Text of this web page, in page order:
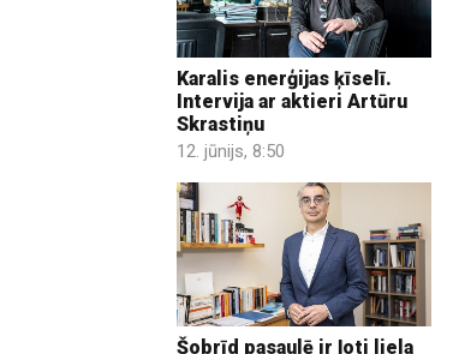
Karalis enerģijas ķīselī.
Intervija ar aktieri Artūru
Skrastiņu
12. jūnijs, 8:50
Šobrīd pasaulē ir ļoti liela